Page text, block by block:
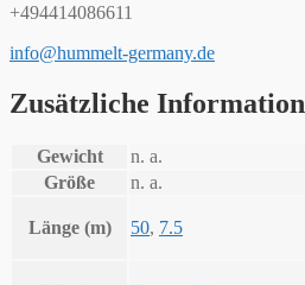
+494414086611
info@hummelt-germany.de
Zusätzliche Information
Gewicht
n. a.
Größe
n. a.
Länge (m) 50, 7.5